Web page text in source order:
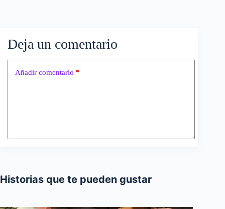
Deja un comentario
Añadir comentario *
Historias que te pueden gustar